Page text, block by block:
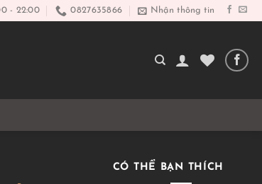
- 22:00 0827635866 Nhận thông tin
CÓ THỂ BẠN THÍCH